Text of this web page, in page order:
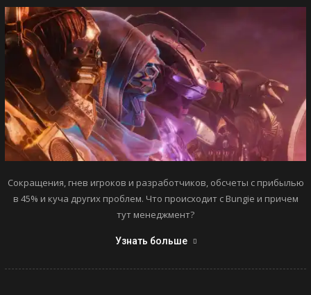
Сокращения, гнев игроков и разработчиков, обсчеты с прибылью
в 45% и куча других проблем. Что происходит с Bungie и причем
тут менеджмент?
Узнать больше